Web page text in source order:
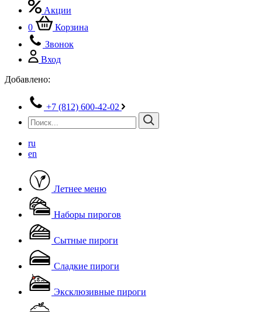
Акции
0
Корзина
Звонок
Вход
Добавлено:
+7 (812) 600-42-02
ru
en
Летнее меню
Наборы пирогов
Сытные пироги
Сладкие пироги
Эксклюзивные пироги